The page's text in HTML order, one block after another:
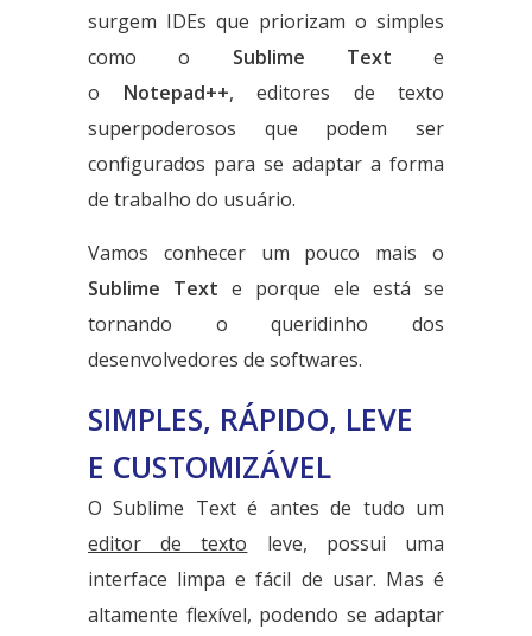
surgem IDEs que priorizam o simples
como o Sublime Text e
o Notepad++, editores de texto
superpoderosos que podem ser
configurados para se adaptar a forma
de trabalho do usuário.
Vamos conhecer um pouco mais o
Sublime Text e porque ele está se
tornando o queridinho dos
desenvolvedores de softwares.
SIMPLES, RÁPIDO, LEVE
E CUSTOMIZÁVEL
O Sublime Text é antes de tudo um
editor de texto leve, possui uma
interface limpa e fácil de usar. Mas é
altamente flexível, podendo se adaptar